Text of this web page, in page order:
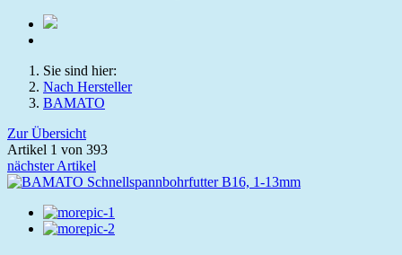
Sie sind hier:
Nach Hersteller
BAMATO
Zur Übersicht
Artikel 1 von 393
nächster Artikel